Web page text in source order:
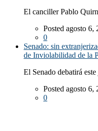
El canciller Pablo
Posted agosto 6,
0
Senado: sin
de Inviolabilidad de la
El Senado debatirá
Posted agosto 6,
0